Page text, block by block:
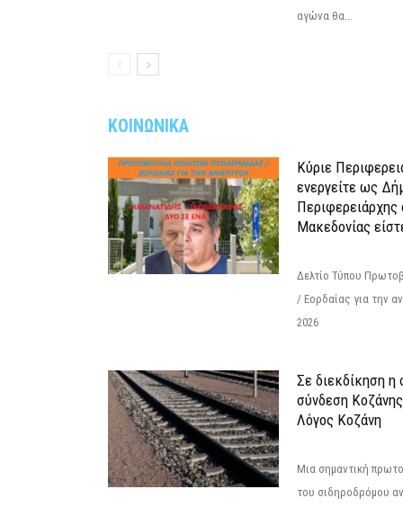
αγώνα θα...
ΚΟΙΝΩΝΙΚΑ
Κύριε
ενεργείτε ως
Περιφερειάρχης
Μακεδονίας
Δελτίο Τύπου
/ Εορδαίας για την
2026
Σε διεκδίκηση η
σύνδεση
Λόγος Κοζάνη
Μια σημαντική
του σιδηροδρόμου